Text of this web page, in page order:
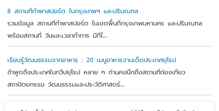
8 สถานที่ทำพาสปอร์ต ในกรุงเทพฯ และปริมณฑล
รวมข้อมูล สถานที่ทำพาสปอร์ต ในเขตพื้นที่กรุงเทพมหานคร และปริมณฑล
พร้อมสถานที่ วันและเวลาทำการ มีที่ไ...
เรียนรู้วัฒนธรรมจากอาหาร : 20 เมนูอาหารจานเด็ดประเทศยุโรป
ถ้าพูดถึงประเทศในทวีปยุโรป หลาย ๆ ท่านคงนึกถึงสถานที่ท่องเที่ยว
สถาปัตยกรรม วัฒนธรรมและประวัติศาสตร์...
12 ที่เที่ยวแคนาดา ดินแดนแห่งความงดงามของธรรมชาติ